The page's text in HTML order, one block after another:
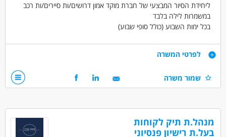
ליחידת הסיור המבצעי של חברת מוקד אמון דרושים/ות סיירים/ות רכב
במשמרות לילה בלבד
בכל ימות השבוע (כולל סופי שבוע)
דרישות
- רישיון נהיגה פרטי בתוקף מעל לשנתיים
שכר גבוה + 150% תוספת לשעות שבת + בונוסים שווים!
לפרטי המשרה
שמור משרה
מנהל.ת תיק לקוחות
בעל.ת רישיון פנסיוני